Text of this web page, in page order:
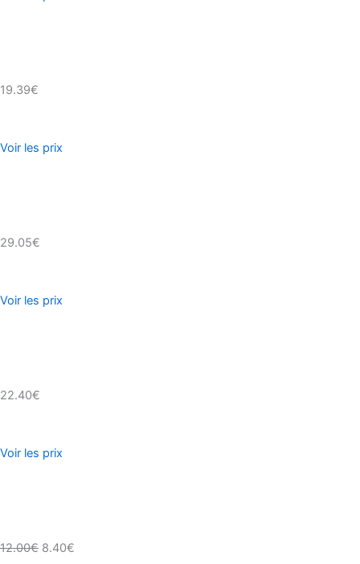
19.39€
Voir les prix
29.05€
Voir les prix
22.40€
Voir les prix
12.00€ 8.40€